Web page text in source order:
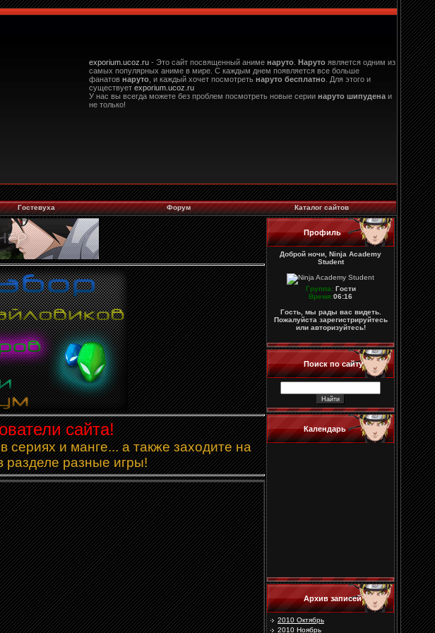
exporium.ucoz.ru - Это сайт посвященный аниме наруто Наруто является одним из
самых популярных аниме в мире. С каждым днем появляется все больше
фанатов наруто , и каждый хочет посмотреть наруто бесплатно . Для этого и
существует exporium.ucoz.ru
У нас вы всегда можете без проблем посмотреть новые серии наруто шипудена и
не только!
Гостевуха Форум Каталог сайтов
сайта!
и манге... а также заходите на
разные игры!
Профиль
Доброй ночи, Ninja Academy
Student
Группа: Гости
Время:06:16
Гость, мы рады вас видеть.
Пожалуйста зарегистрируйтесь
или авторизуйтесь!
Поиск по сайту
Календарь
Архив записей
2010 Октябрь
2010 Ноябрь